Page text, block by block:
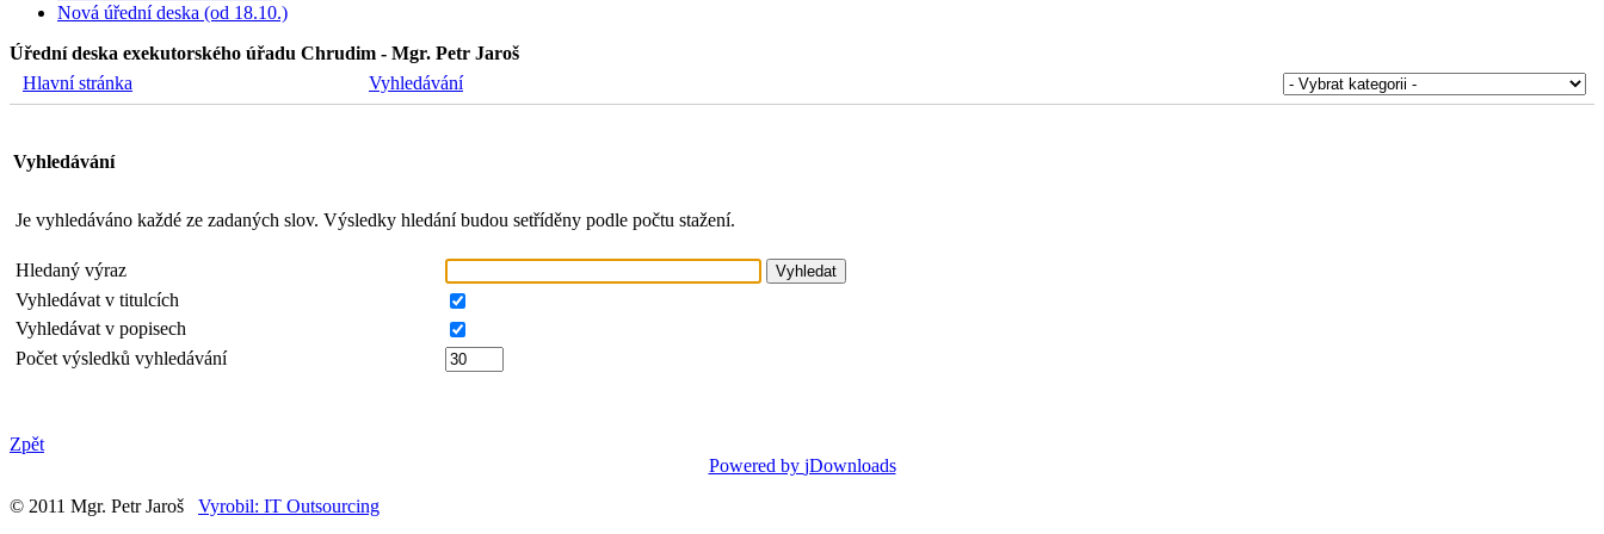
Nová úřední deska (od 18.10.)
Úřední deska exekutorského úřadu Chrudim - Mgr. Petr Jaroš
Hlavní stránka
Vyhledávání
Vyhledávání
Je vyhledáváno každé ze zadaných slov. Výsledky hledání budou setříděny podle počtu stažení.
Hledaný výraz
Vyhledávat v titulcích
Vyhledávat v popisech
Počet výsledků vyhledávání
Zpět
Powered by jDownloads
© 2011 Mgr. Petr Jaroš Vyrobil: IT Outsourcing